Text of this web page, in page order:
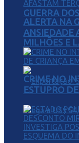
GUERRA
MILHÕES E
ALERTA NA
ANSIEDADE
CRIME NO
ESTUPRO